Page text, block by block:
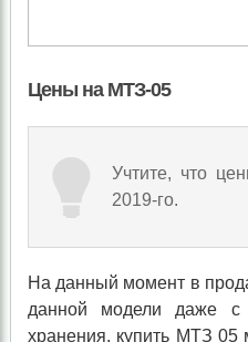
Цены на МТЗ-05
Учтите, что
2019-го.
На данный момент в
данной модели даже с
хранения, купить МТЗ 05